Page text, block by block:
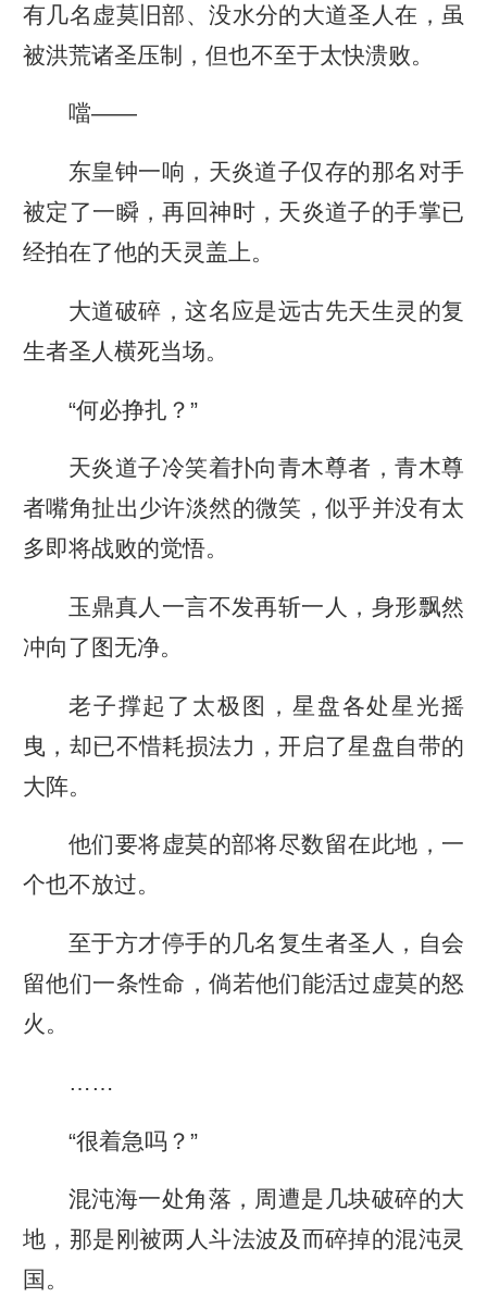
有几名虚莫旧部、没水分的大道圣人在，虽
被洪荒诸圣压制，但也不至于太快溃败。
噹——
东皇钟一响，天炎道子仅存的那名对手
被定了一瞬，再回神时，天炎道子的手掌已
经拍在了他的天灵盖上。
大道破碎，这名应是远古先天生灵的复
生者圣人横死当场。
“何必挣扎？”
天炎道子冷笑着扑向青木尊者，青木尊
者嘴角扯出少许淡然的微笑，似乎并没有太
多即将战败的觉悟。
玉鼎真人一言不发再斩一人，身形飘然
冲向了图无净。
老子撑起了太极图，星盘各处星光摇
曳，却已不惜耗损法力，开启了星盘自带的
大阵。
他们要将虚莫的部将尽数留在此地，一
个也不放过。
至于方才停手的几名复生者圣人，自会
留他们一条性命，倘若他们能活过虚莫的怒
火。
……
“很着急吗？”
混沌海一处角落，周遭是几块破碎的大
地，那是刚被两人斗法波及而碎掉的混沌灵
国。